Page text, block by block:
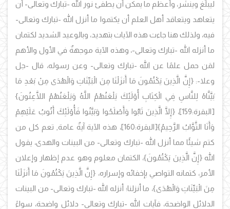
ليبلَّغ وينشر، وأعظم ما يمكن أن يطفئ نور الله -تبارك وتعالى- أن
يتعاهد ويتعاقد أهل العلم أن يكتموا ما أنزل الله -تبارك وتعالى-
فيه، ولذلك هنا جاءت هذه الآيات بتهديد، وبالوعيد الشديد لكتمان
ما أنزله الله -تبارك وتعالى-، وهذه الآية موجهةٌ في الأول والأهم
لمَن حمل علمًا عن الله -تبارك وتعالى- وعن رسوله، قال -جل
وعلا-: {إِنَّ الَّذِينَ يَكْتُمُونَ مَا أَنزَلْنَا مِنَ الْبَيِّنَاتِ وَالْهُدَى مِنْ بَعْدِ مَا
بَيَّنَّاهُ لِلنَّاسِ فِي الْكِتَابِ أُوْلَئِكَ يَلْعَنُهُمُ اللَّهُ وَيَلْعَنُهُمُ اللَّاعِنُونَ}
[البقرة:159]،
{إِلَّا الَّذِينَ تَابُوا وَأَصْلَحُوا وَبَيَّنُوا فَأُوْلَئِكَ أَتُوبُ عَلَيْهِمْ
وَأَنَا التَّوَّابُ الرَّحِيمُ}
[البقرة:160]، هذه الآية آيةٌ عامة, تعم كل من
كتم شيئًا مما أنزل الله -تبارك وتعالى- من البينات والهدى، يقول
الله{إِنَّ الَّذِينَ يَكْتُمُونَ}، الكتمان معلوم وهو عدم إظهار وإعلان
الأمر، كتمانه التواصي بإخفائه وإسراره، {إِنَّ الَّذِينَ يَكْتُمُونَ مَا أَنزَلْنَا
مِنَ الْبَيِّنَاتِ وَالْهُدَى}، ما أنزلنا؛ أنزله الله -تبارك وتعالى- من البينات
الدلائل الواضحة، فآيات الله -تبارك وتعالى- دلائل واضحة، سواءً